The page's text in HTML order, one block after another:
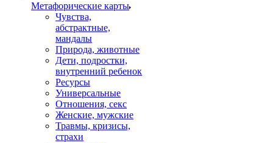
Mетафорические карты
Чувства,
абстрактные,
мандалы
Природа, животные
Дети, подростки,
внутренний ребенок
Ресурсы
Универсальные
Отношения, секс
Женские, мужские
Травмы, кризисы,
страхи